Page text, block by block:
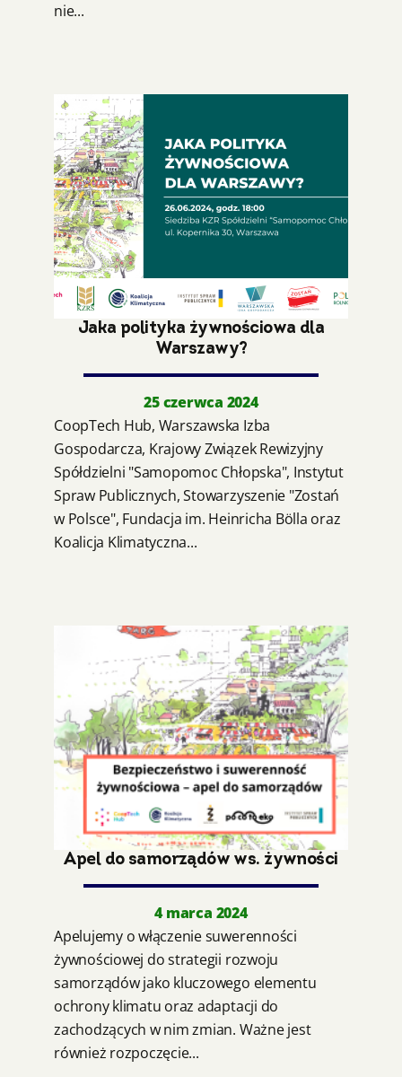
nie...
Jaka polityka żywnościowa dla
Warszawy?
25 czerwca 2024
CoopTech Hub, Warszawska Izba
Gospodarcza, Krajowy Związek Rewizyjny
Spółdzielni "Samopomoc Chłopska", Instytut
Spraw Publicznych, Stowarzyszenie "Zostań
w Polsce", Fundacja im. Heinricha Bölla oraz
Koalicja Klimatyczna...
Apel do samorządów ws. żywności
4 marca 2024
Apelujemy o włączenie suwerenności
żywnościowej do strategii rozwoju
samorządów jako kluczowego elementu
ochrony klimatu oraz adaptacji do
zachodzących w nim zmian. Ważne jest
również rozpoczęcie...